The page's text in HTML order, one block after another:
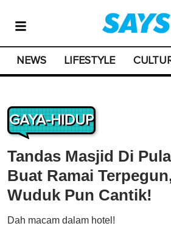
NEWS LIFESTYLE
GAYA-HIDUP
Tandas Masjid Di
Buat Ramai
Wuduk Pun Cantik!
Dah macam dalam hotel!